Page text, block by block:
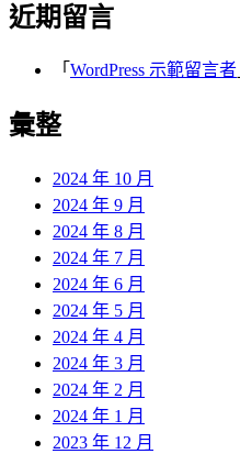
近期留言
「 WordPress 示範留言者
彙整
2024 年 10 月
2024 年 9 月
2024 年 8 月
2024 年 7 月
2024 年 6 月
2024 年 5 月
2024 年 4 月
2024 年 3 月
2024 年 2 月
2024 年 1 月
2023 年 12 月